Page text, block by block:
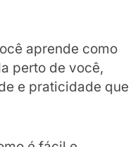
aprende como
perto de você,
e praticidade que